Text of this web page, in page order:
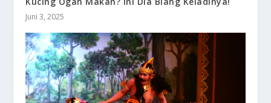
Juni 3, 2025